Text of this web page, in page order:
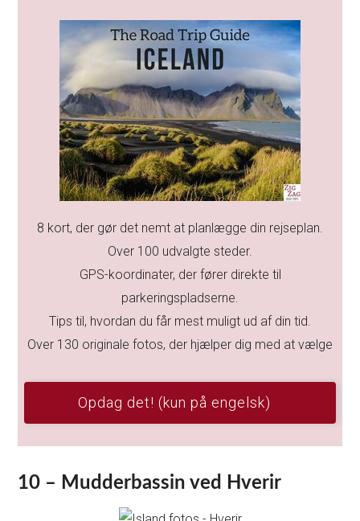
8 kort, der gør det nemt at planlægge din rejseplan.
Over 100 udvalgte steder.
GPS-koordinater, der fører direkte til
parkeringspladserne.
Tips til, hvordan du får mest muligt ud af din tid.
Over 130 originale fotos, der hjælper dig med at vælge
Opdag det! (kun på engelsk)
10 – Mudderbassin ved Hverir